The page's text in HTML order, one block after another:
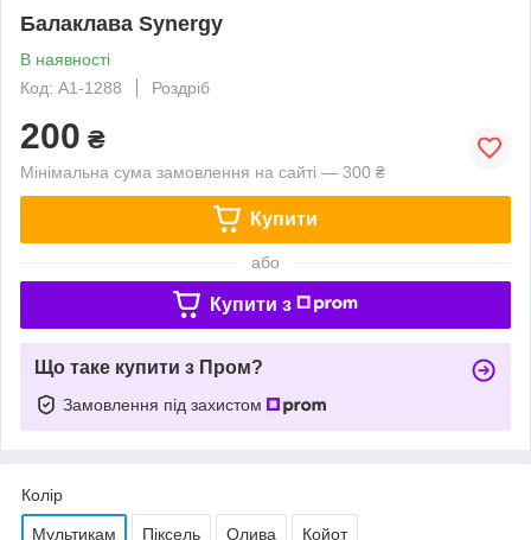
Балаклава Synergy
В наявності
Код: А1-1288
Роздріб
200 ₴
Мінімальна сума замовлення на сайті — 300 ₴
Купити
або
Купити з
Що таке купити з Пром?
Замовлення під захистом
Колір
Мультикам Піксель Олива Койот